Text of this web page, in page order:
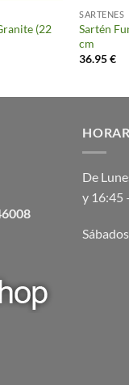
(22
SARTENES
Sartén
cm
36.95€
De
y 16:45